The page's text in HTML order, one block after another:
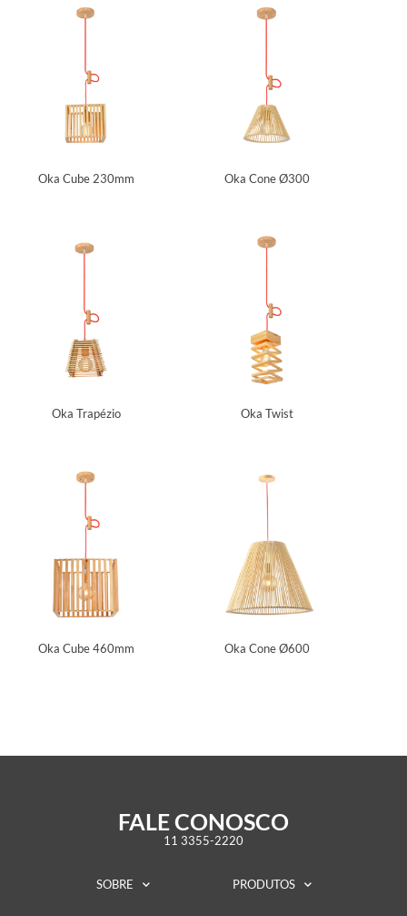
Oka Cube 230mm Oka Cone Ø300
Oka Trapézio Oka Twist
Oka Cube 460mm Oka Cone Ø600
FALE CONOSCO
11 3355-2220
SOBRE PRODUTOS